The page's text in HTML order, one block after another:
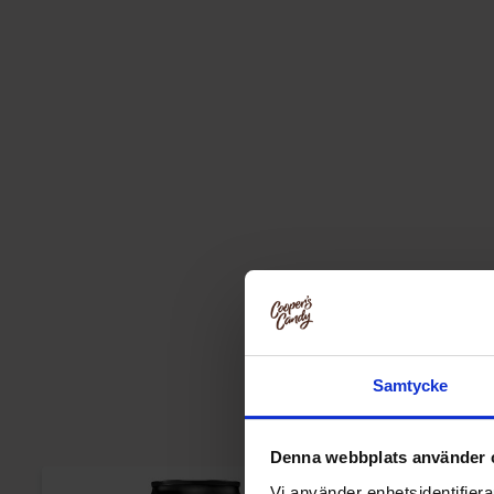
Samtycke
Denna webbplats använder